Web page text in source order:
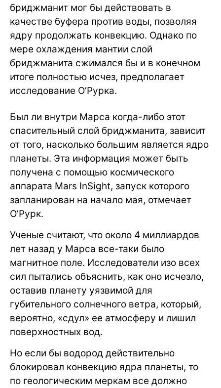
бриджманит мог бы действовать в
качестве буфера против воды, позволяя
ядру продолжать конвекцию. Однако по
мере охлаждения мантии слой
бриджманита сжимался бы и в конечном
итоге полностью исчез, предполагает
исследование О’Рурка.
Был ли внутри Марса когда-либо этот
спасительный слой бриджманита, зависит
от того, насколько большим является ядро
планеты. Эта информация может быть
получена с помощью космического
аппарата Mars InSight, запуск которого
запланирован на начало мая, отмечает
О’Рурк.
Ученые считают, что около 4 миллиардов
лет назад у Марса все-таки было
магнитное поле. Исследователи изо всех
сил пытались объяснить, как оно исчезло,
оставив планету уязвимой для
губительного солнечного ветра, который,
вероятно, «сдул» ее атмосферу и лишил
поверхностных вод.
Но если бы водород действительно
блокировал конвекцию ядра планеты, то
по геологическим меркам все должно